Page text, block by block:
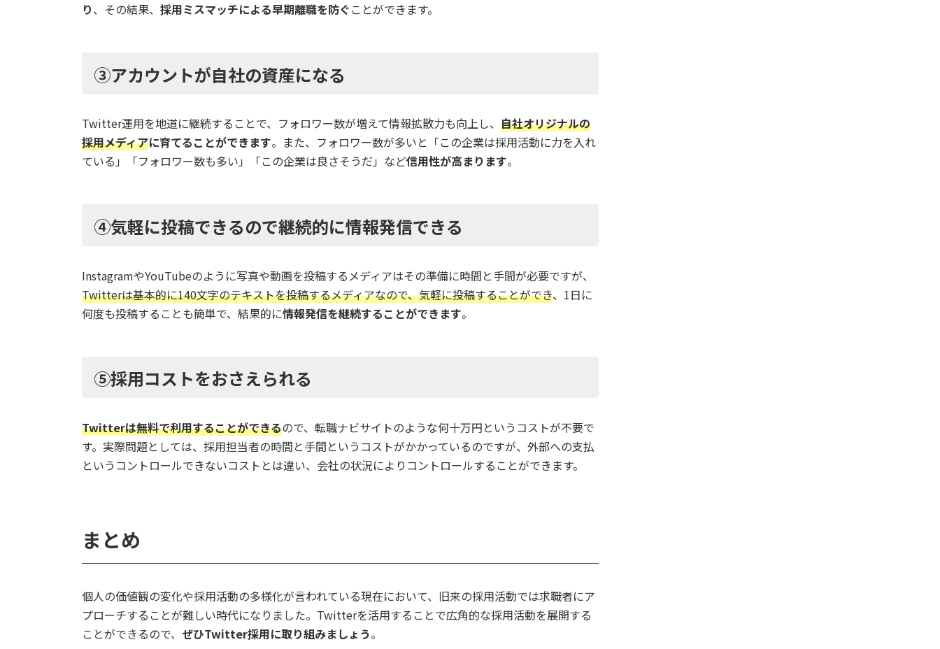
り、その結果、 採用ミスマッチによる早期離職を防ぐ ことができます。
③アカウントが自社の資産になる
Twitter運用を地道に継続することで、フォロワー数が増えて情報拡散力も向上し、 自社オリジナルの
採用メディアに育てることができます。また、フォロワー数が多いと「この企業は採用活動に力を入れ
ている」「フォロワー数も多い」「この企業は良さそうだ」など信用性が高まります。
④気軽に投稿できるので継続的に情報発信できる
InstagramやYouTubeのように写真や動画を投稿するメディアはその準備に時間と手間が必要ですが、
Twitterは基本的に140文字のテキストを投稿するメディアなので、気軽に投稿することができ、1日に
何度も投稿することも簡単で、結果的に情報発信を継続することができます。
⑤採用コストをおさえられる
Twitterは無料で利用することができるので、転職ナビサイトのような何十万円というコストが不要で
す。実際問題としては、採用担当者の時間と手間というコストがかかっているのですが、外部への支払
というコントロールできないコストとは違い、会社の状況によりコントロールすることができます。
まとめ
個人の価値観の変化や採用活動の多様化が言われている現在において、旧来の採用活動では求職者にア
プローチすることが難しい時代になりました。Twitterを活用することで広角的な採用活動を展開する
ことができるので、 ぜひTwitter採用に取り組みましょう。